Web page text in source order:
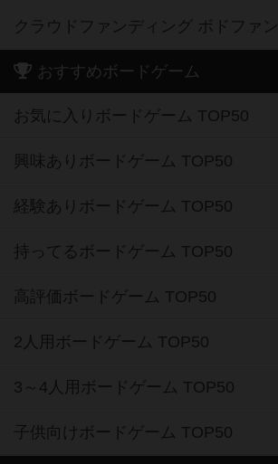
クラウドファンディング ボドファン
おすすめボードゲーム
お気に入りボードゲーム TOP50
興味ありボードゲーム TOP50
経験ありボードゲーム TOP50
持ってるボードゲーム TOP50
高評価ボードゲーム TOP50
2人用ボードゲーム TOP50
3～4人用ボードゲーム TOP50
子供向けボードゲーム TOP50